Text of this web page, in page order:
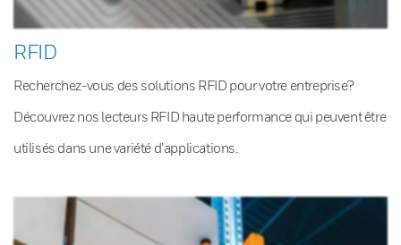
RFID
Recherchez-vous des solutions RFID pour votre entreprise?
Découvrez nos lecteurs RFID haute performance qui peuvent être
utilisés dans une variété d’applications.